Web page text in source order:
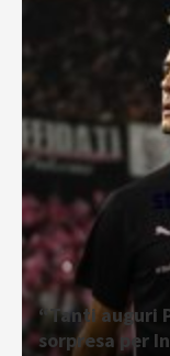
“Tanti auguri
sorpresa per